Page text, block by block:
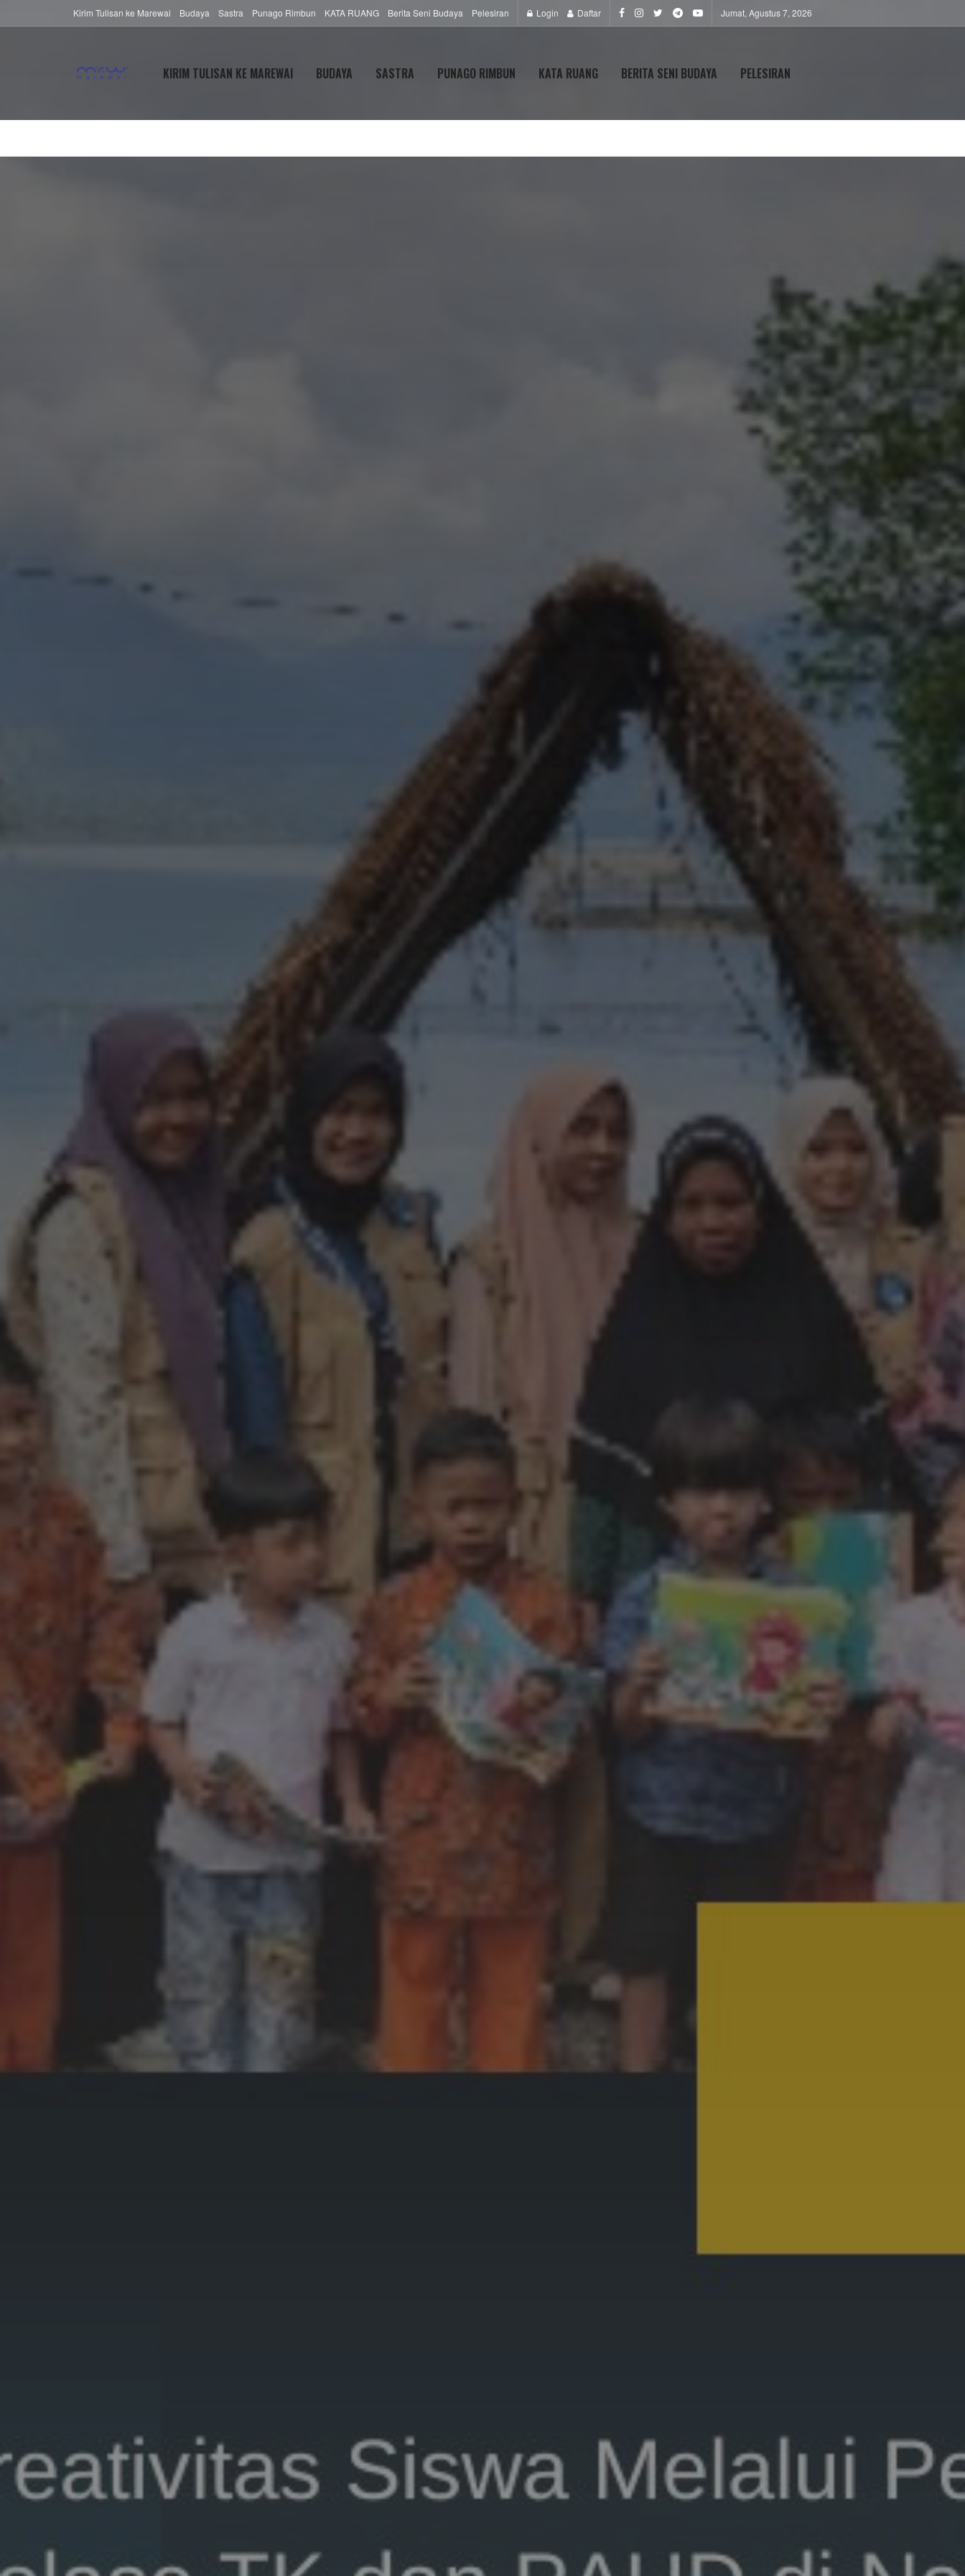
Kirim Tulisan ke Marewai Budaya Sastra Punago Rimbun KATA RUANG Berita Seni Budaya Pelesiran Login Daftar Jumat, Agustus 7, 2026
KIRIM TULISAN KE MAREWAI BUDAYA SASTRA PUNAGO RIMBUN KATA RUANG BERITA SENI BUDAYA PELESIRAN